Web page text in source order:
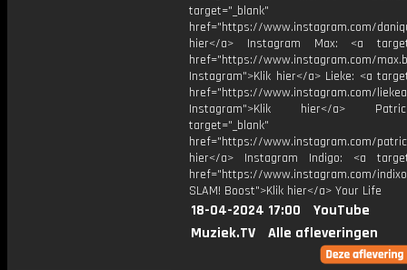
target="_blank"
href="https://www.instagram.com/
hier</a> Instagram Max: <a
href="https://www.instagram.com/
Instagram">Klik hier</a> Lieke: <a
href="https://www.instagram.com/
Instagram">Klik hier</a>
target="_blank"
href="https://www.instagram.com/
hier</a> Instagram Indigo: <a
href="https://www.instagram.com/
SLAM! Boost">Klik hier</a> Your Life
18-04-2024 17:00
YouTube
Muziek.TV
Alle afleveringen